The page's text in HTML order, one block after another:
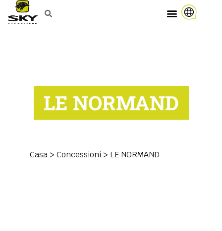
LE NORMAND
Casa > Concessioni > LE NORMAND